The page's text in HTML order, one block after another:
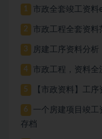
1 市政全套竣工资料
2 市政工程全套资料
3 房建工序资料分析
4 市政工程，资料全
5 【市政资料】工序
6
一个房建项目竣工
存档